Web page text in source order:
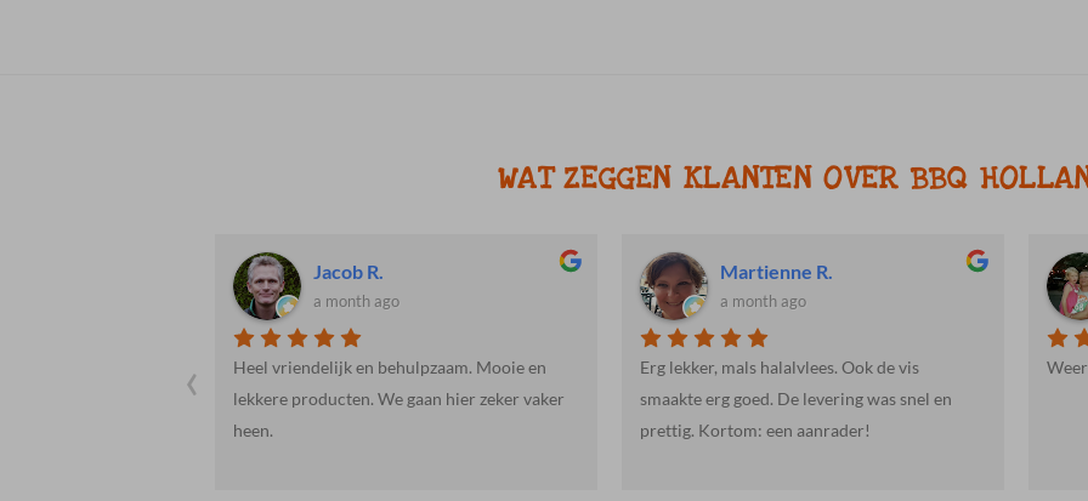
WAT ZEGGEN KLANTEN OVER BBQ
Jacob R.
a month ago
Heel vriendelijk en behulpzaam. Mooie en
lekkere producten. We gaan hier zeker vaker
heen.
Martienne R.
a month ago
Erg lekker, mals halalvlees. Ook de vis
smaakte erg goed. De levering was snel en
prettig. Kortom: een aanrader!
‹